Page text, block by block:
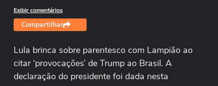
Exibir comentários
Compartilhar
Lula brinca sobre parentesco com Lampião ao
citar ‘provocações’ de Trump ao Brasil. A
declaração do presidente foi dada nesta